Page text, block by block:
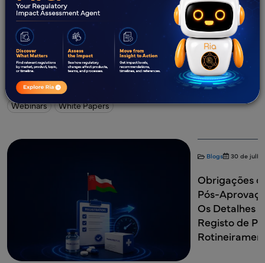
Novidades?
Todos Blogs
Infográficos
Webinars
White Papers
Blogs 30 de
Obrigações
Pós-
Os Detalhes
Registo de